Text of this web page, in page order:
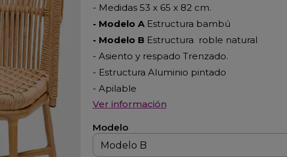
- Medidas 53 x 65 x 82 cm.
- Modelo AEstructura bambú
- Modelo B Estructura roble natural
- Asiento y respado Trenzado.
- Estructura Aluminio pintado
- Apilable
Ver información
Modelo